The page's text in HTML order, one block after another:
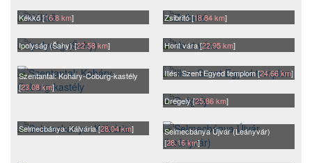
Kékkő [16.8 km] Zsibritó [18.84 km]
Ipolyság (Šahy) [22.58 km] Hont vára [22.95 km]
Szentantal: Koháry-Coburg-kastély
[23.08 km]
Illés: Szent Egyed templom [24.66 km]
Drégely [25.86 km]
Selmecbánya: Kálvária [28.04 km]
Selmecbánya Újvár (Leányvár)
[28.16 km]